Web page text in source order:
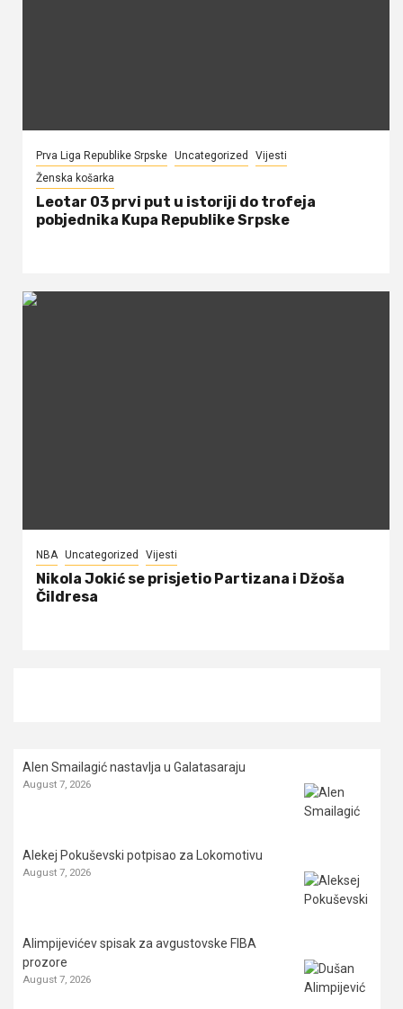
Prva Liga Republike Srpske Uncategorized
Vijesti
Ženska košarka
Leotar 03 prvi put u istoriji do trofeja
pobjednika Kupa Republike Srpske
NBA Uncategorized Vijesti
Nikola Jokić se prisjetio Partizana i Džoša
Čildresa
Alen Smailagić nastavlja u Galatasaraju
August 7, 2026
Alekej Pokuševski potpisao za Lokomotivu
August 7, 2026
Alimpijevićev spisak za avgustovske FIBA
prozore
August 7, 2026